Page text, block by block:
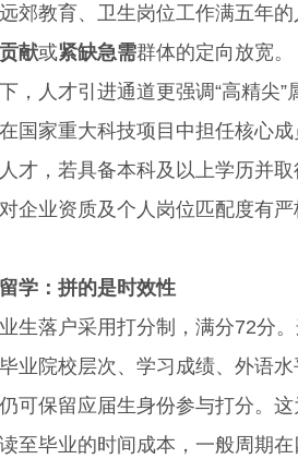
教育、卫生岗位工作满五年的
献或紧缺急需群体的定向放宽。
人才引进通道更强调“高精尖”
国家重大科技项目中担任核心
才，若具备本科及以上学历并
企业资质及个人岗位匹配度有
学：拼的是时效性
落户采用打分制，满分72分。
业院校层次、学习成绩、外语
可保留应届生身份参与打分。
至毕业的时间成本，一般周期在